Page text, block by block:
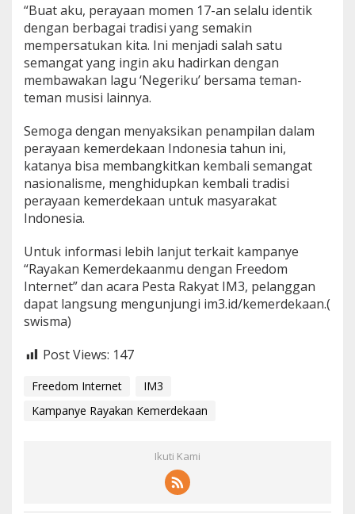
“Buat aku, perayaan momen 17-an selalu identik
dengan berbagai tradisi yang semakin
mempersatukan kita. Ini menjadi salah satu
semangat yang ingin aku hadirkan dengan
membawakan lagu ‘Negeriku’ bersama teman-
teman musisi lainnya.
Semoga dengan menyaksikan penampilan dalam
perayaan kemerdekaan Indonesia tahun ini,
katanya bisa membangkitkan kembali semangat
nasionalisme, menghidupkan kembali tradisi
perayaan kemerdekaan untuk masyarakat
Indonesia.
Untuk informasi lebih lanjut terkait kampanye
“Rayakan Kemerdekaanmu dengan Freedom
Internet” dan acara Pesta Rakyat IM3, pelanggan
dapat langsung mengunjungi im3.id/kemerdekaan.(
swisma)
Post Views: 147
Freedom Internet
IM3
Kampanye Rayakan Kemerdekaan
Ikuti Kami